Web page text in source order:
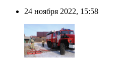
24 ноября 2022, 15:58